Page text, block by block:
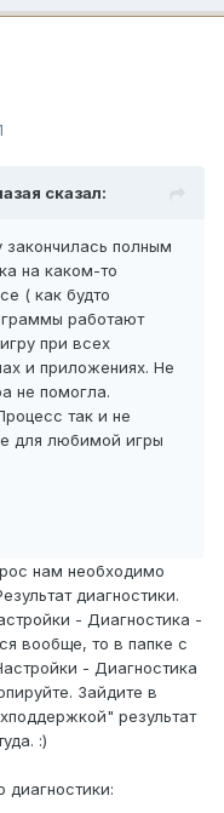
сказал:
закончилась полным
на каком-то
( как будто
работают
при всех
и приложениях. Не
не помогла.
так и не
для любимой игры
нам необходимо
диагностики.
- Диагностика -
вообще, то в папке с
- Диагностика
Зайдите в
результат
:)
диагностики: